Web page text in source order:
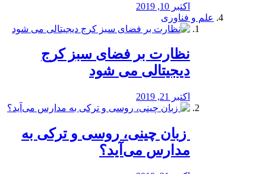
اکتبر 10, 2019
علم و فناوری
نظارت بر فضای سبز کرج
دیجیتالی می شود
اکتبر 21, 2019
️ زبان چینی، روسی و ترکی به
مدارس می‌آید؟